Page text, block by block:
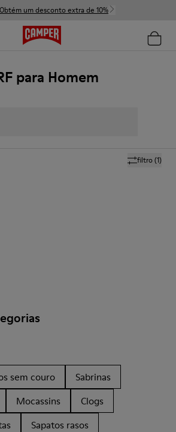
Obtém um desconto extra de 10%
para Homem
filtro(1)
sem couro
Sabrinas
Mocassins
Clogs
Sapatos rasos